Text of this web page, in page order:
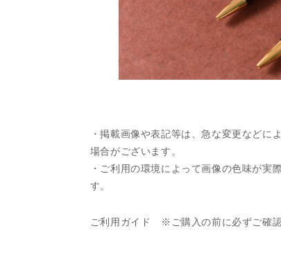
・掲載画像や表記等は、急な変更などに
場合がございます。
・ご利用の環境によって画像の色味が実
す。
ご利用ガイド ※ご購入の前に必ずご確